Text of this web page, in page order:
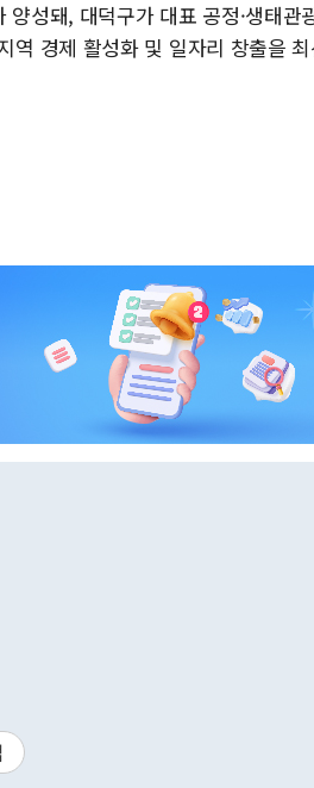
성돼, 대덕구가 대표 공정·생태관
역 경제 활성화 및 일자리 창출을